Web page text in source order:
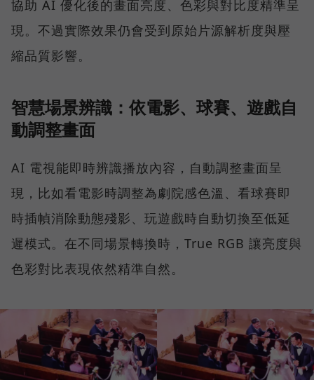
協助 AI 優化後的畫面亮度、色彩與對比度精準呈
現。不過實際效果仍會受到原始片源解析度與壓
縮品質影響。
智慧場景辨識：依電影、球賽、遊戲自
動調整畫面
AI 電視能即時辨識播放內容，自動調整畫面呈
現，比如看電影時調整為劇院感色溫、看球賽即
時插幀消除動態殘影、玩遊戲時自動切換至低延
遲模式。在不同場景轉換時，True RGB 讓亮度與
色彩對比表現依然精準自然。